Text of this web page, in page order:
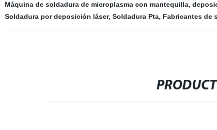
Máquina de soldadura de microplasma con mantequilla,
Soldadura por deposición láser, Soldadura Pta, Fabricantes de